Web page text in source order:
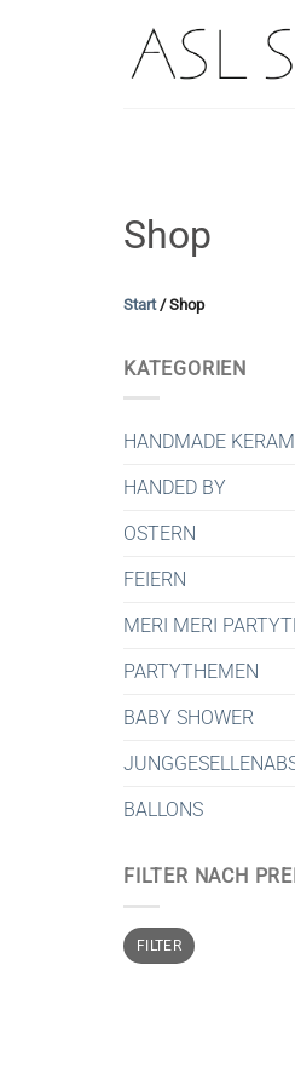
Shop
Start /Shop
KATEGORIEN
HANDMADE
HANDED BY
OSTERN
FEIERN
MERI MERI
PARTYTHEMEN
BABY SHOWER
BALLONS
FILTER NACH
Min.
Preis
Max.
PreisFILTER